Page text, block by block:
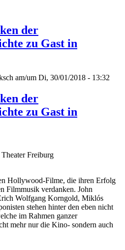
der
zu Gast in
am/um Di, 30/01/2018 - 13:32
der
zu Gast in
Freiburg
Hollywood-Filme, die ihren Erfolg
Filmmusik verdanken. John
Wolfgang Korngold, Miklós
stehen hinter den eben nicht
im Rahmen ganzer
mehr nur die Kino- sondern auch